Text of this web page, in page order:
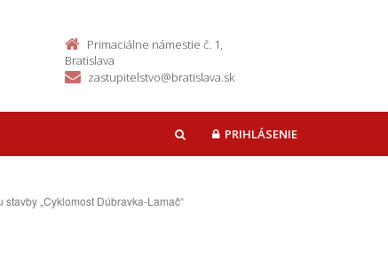
Primaciálne námestie č. 1,
Bratislava
zastupitelstvo@bratislava.sk
HĽADAŤPRIHLÁSENIE
„Cyklomost Dúbravka-Lamač“